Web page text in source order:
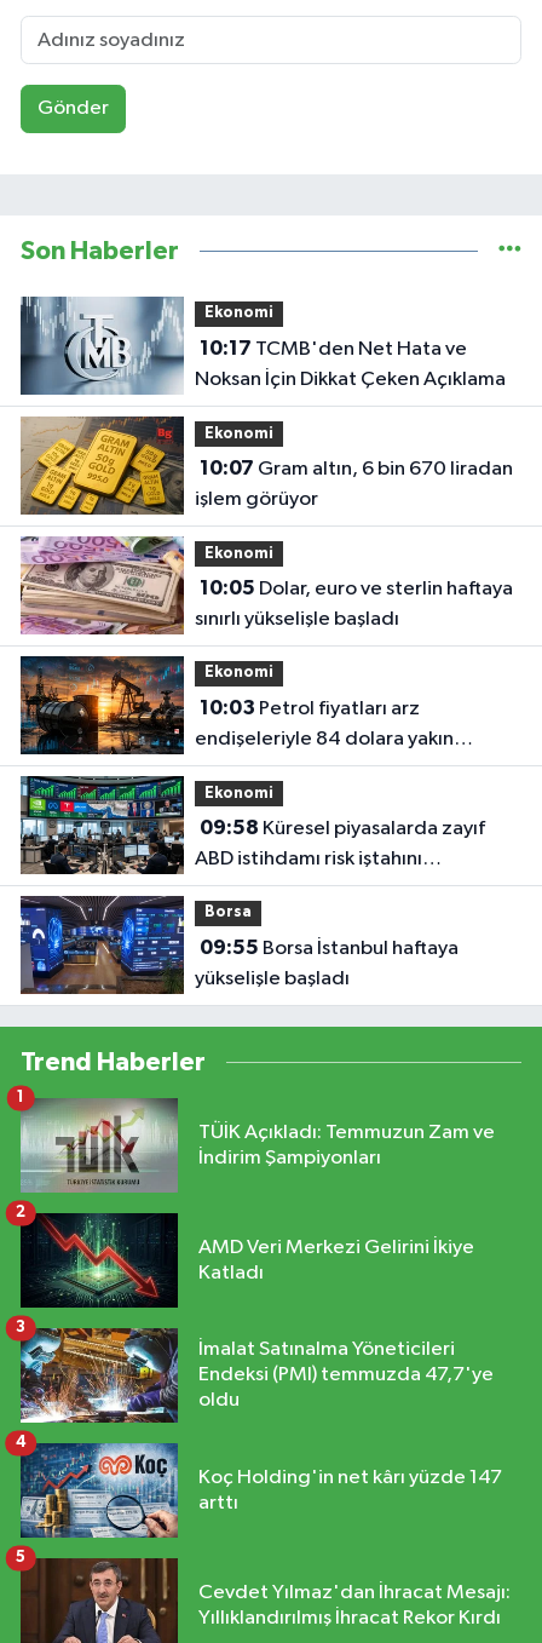
Gönder
Son Haberler
Ekonomi
10:17
Noksan İçin Dikkat Çeken Açıklama
Ekonomi
10:07
işlem görüyor
Ekonomi
10:05
sınırlı yükselişle başladı
Ekonomi
10:03
endişeleriyle 84 dolara yakın
seyrediyor
Ekonomi
09:58
ABD istihdamı risk iştahını
destekliyor
Borsa
09:55
yükselişle başladı
Trend Haberler
TÜİK Açıkladı: Temmuzun Zam ve
İndirim Şampiyonları
1
AMD Veri Merkezi Gelirini İkiye
Katladı
2
İmalat Satınalma Yöneticileri
Endeksi (PMI) temmuzda 47,7'ye
oldu
3
Koç Holding'in net kârı yüzde 147
arttı
4
Cevdet Yılmaz'dan İhracat Mesajı:
Yıllıklandırılmış İhracat Rekor Kırdı
5